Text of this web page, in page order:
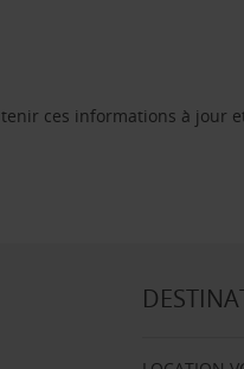
ces informations à jour